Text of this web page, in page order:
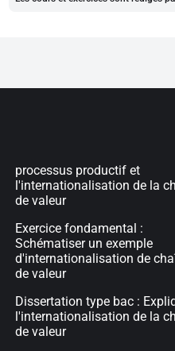
processus productif et
l'internationalisation de la
de valeur
Exercice fondamental :
Schématiser un exemple
d'internationalisation de
de valeur
Dissertation type bac :
l'internationalisation de la
de valeur